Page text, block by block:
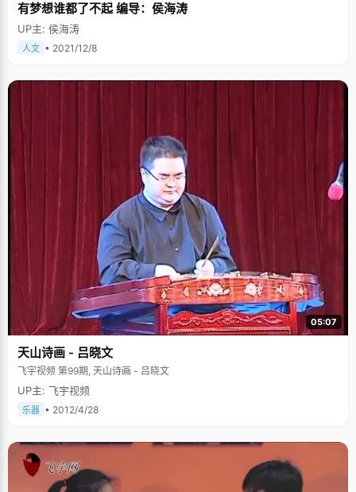
有梦想谁都了不起 编导：侯海涛
UP主: 侯海涛
人文 • 2021/12/8
05:07
天山诗画 - 吕晓文
飞宇视频 第99期, 天山诗画 - 吕晓文
UP主: 飞宇视频
乐器 • 2012/4/28